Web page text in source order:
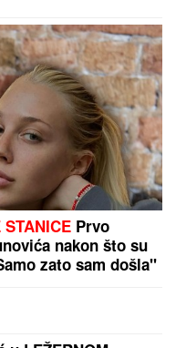
Prvo
nakon što su
zato sam došla"